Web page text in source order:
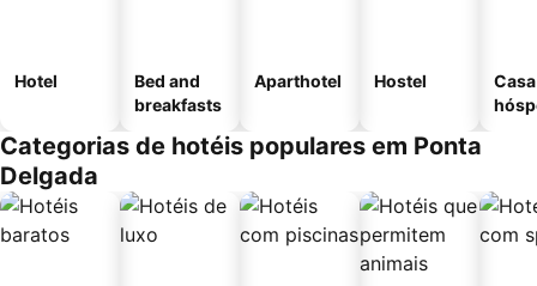
Hotel
Bed and
breakfasts
Aparthotel Hostel
Categorias de hotéis populares em Ponta
Delgada